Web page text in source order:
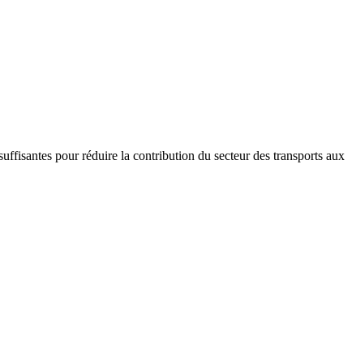
pour réduire la contribution du secteur des transports aux